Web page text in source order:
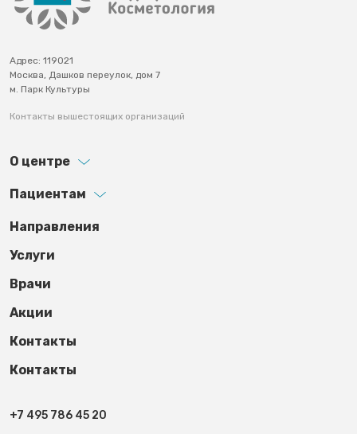
Адрес: 119021
Москва, Дашков переулок, дом 7
м. Парк Культуры
Контакты вышестоящих организаций
О центре
Пациентам
Footer third
Направления
Услуги
Врачи
Акции
Контакты
Контакты
+7 495 786 45 20